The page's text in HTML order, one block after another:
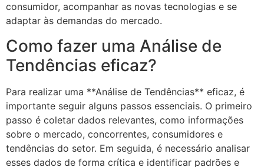
consumidor, acompanhar as novas tecnologias e se
adaptar às demandas do mercado.
Como fazer uma Análise de
Tendências eficaz?
Para realizar uma **Análise de Tendências** eficaz, é
importante seguir alguns passos essenciais. O primeiro
passo é coletar dados relevantes, como informações
sobre o mercado, concorrentes, consumidores e
tendências do setor. Em seguida, é necessário analisar
esses dados de forma crítica e identificar padrões e